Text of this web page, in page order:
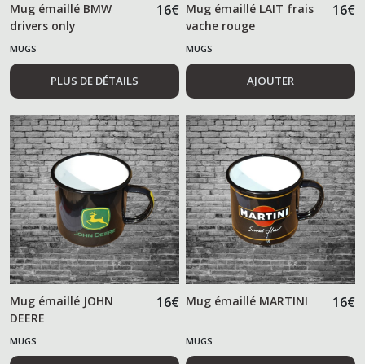
Mug émaillé BMW
drivers only
16€
MUGS
PLUS DE DÉTAILS
Mug émaillé LAIT frais
vache rouge
16€
MUGS
AJOUTER
Mug émaillé JOHN
DEERE
16€
MUGS
Mug émaillé MARTINI 16€
MUGS